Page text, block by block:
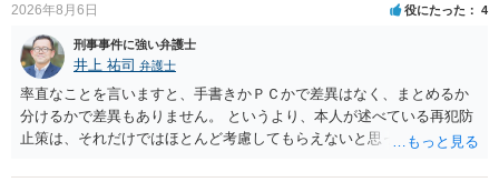
2026年8月6日 役にたった 4
刑事事件に強い弁護士
井上 祐司 弁護士
率直なことを言いますと、手書きかＰＣかで差異はなく、まとめるか
分けるかで差異もありません。 というより、本人が述べている再犯防
止策は、それだけではほとんど考慮してもらえないと思った方が良い
やカウンセリング・治療の内容 ・利用している再犯防止策（例えば保